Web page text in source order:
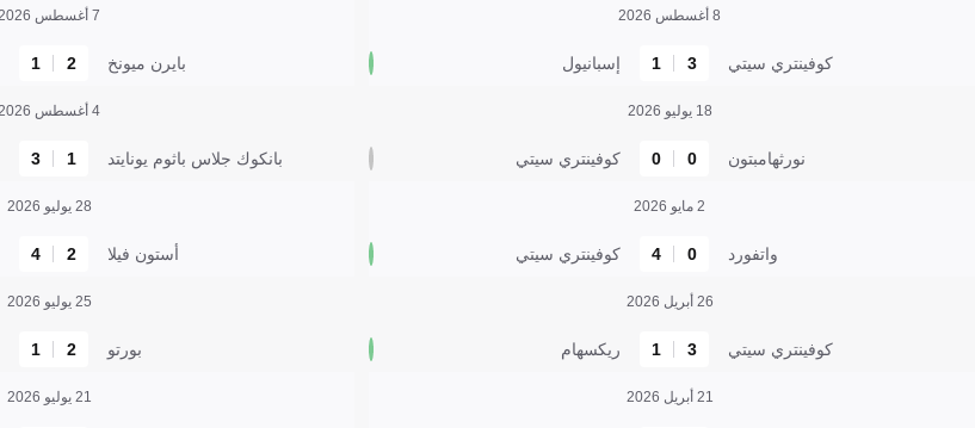
8 أغسطس 2026
كوفينتري سيتي 3
1 إسبانيول
18 يوليو 2026
نورثهامبتون 0
0 كوفينتري سيتي
2 مايو 2026
واتفورد 0
4 كوفينتري سيتي
26 أبريل 2026
كوفينتري سيتي 3
1 ريكسهام
21 أبريل 2026
7 أغسطس 2026
بايرن ميونخ 2
1
4 أغسطس 2026
بانكوك جلاس باثوم يونايتد 1
3
28 يوليو 2026
أستون فيلا 2
4
25 يوليو 2026
بورتو 2
1
21 يوليو 2026